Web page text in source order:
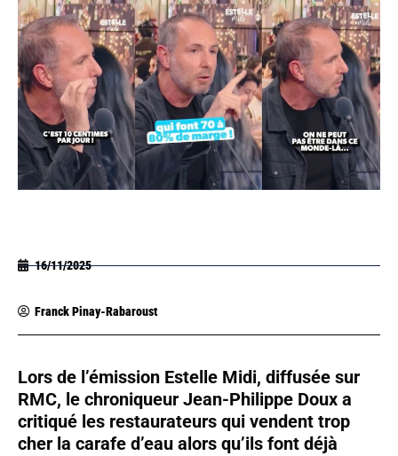
16/11/2025
Franck Pinay-Rabaroust
Lors de l’émission Estelle Midi, diffusée sur
RMC, le chroniqueur Jean-Philippe Doux a
critiqué les restaurateurs qui vendent trop
cher la carafe d’eau alors qu’ils font déjà